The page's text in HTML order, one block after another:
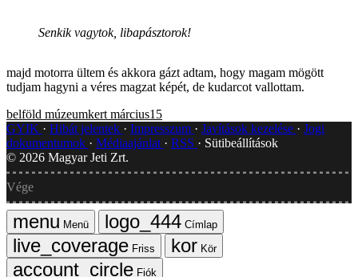
Senkik vagytok, libapásztorok!
majd motorra ültem és akkora gázt adtam, hogy magam mögött
tudjam hagyni a véres magzat képét, de kudarcot vallottam.
belföld múzeumkert március15
GYIK
Hibát jelentek Impresszum Javítások kezelése
Jogi
dokumentumok
Médiaajánlat RSS
Sütibeállítások
© 2026 Magyar Jeti Zrt.
Vége
Menü
Címlap
Friss
Kör
Fiók